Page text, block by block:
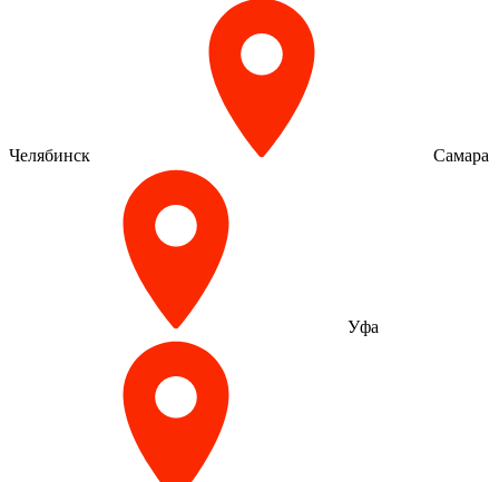
Челябинск Самара
Уфа